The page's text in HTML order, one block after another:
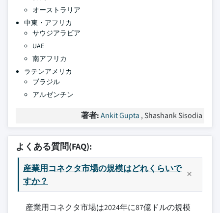
オーストラリア
中東・アフリカ
サウジアラビア
UAE
南アフリカ
ラテンアメリカ
ブラジル
アルゼンチン
著者:Ankit Gupta , Shashank Sisodia
よくある質問(FAQ):
産業用コネクタ市場の規模はどれくらいで
すか？
産業用コネクタ市場は2024年に87億ドルの規模